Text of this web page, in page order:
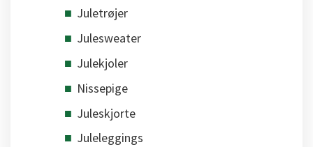
Juletrøjer
Julesweater
Julekjoler
Nissepige
Juleskjorte
Juleleggings